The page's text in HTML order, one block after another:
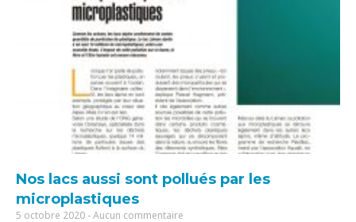
Nos lacs aussi sont pollués par les
microplastiques
5 octobre 2020 Aucun commentaire